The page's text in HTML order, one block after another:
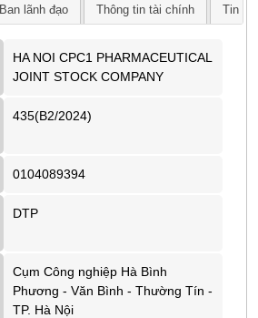
Ban lãnh đạo Thông tin tài chính Tin
HA NOI CPC1 PHARMACEUTICAL
JOINT STOCK COMPANY
435(B2/2024)
0104089394
DTP
Cụm Công nghiệp Hà Bình
Phương - Văn Bình - Thường Tín -
TP. Hà Nội